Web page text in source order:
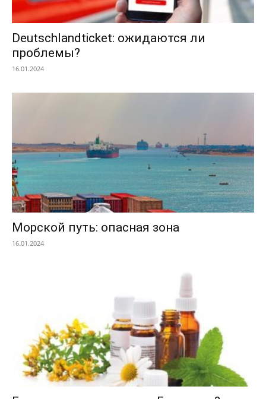
Deutschlandticket: ожидаются ли
проблемы?
16.01.2024
Морской путь: опасная зона
16.01.2024